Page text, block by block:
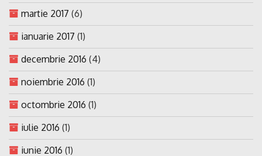
martie 2017 (6)
ianuarie 2017 (1)
decembrie 2016 (4)
noiembrie 2016 (1)
octombrie 2016 (1)
iulie 2016 (1)
iunie 2016 (1)